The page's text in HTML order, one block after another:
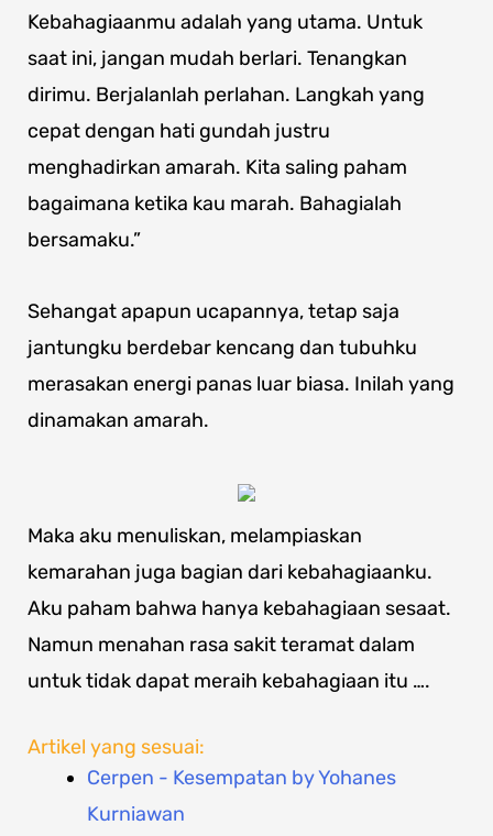
Kebahagiaanmu adalah yang utama. Untuk
saat ini, jangan mudah berlari. Tenangkan
dirimu. Berjalanlah perlahan. Langkah yang
cepat dengan hati gundah justru
menghadirkan amarah. Kita saling paham
bagaimana ketika kau marah. Bahagialah
bersamaku.”
Sehangat apapun ucapannya, tetap saja
jantungku berdebar kencang dan tubuhku
merasakan energi panas luar biasa. Inilah yang
dinamakan amarah.
Maka aku menuliskan, melampiaskan
kemarahan juga bagian dari kebahagiaanku.
Aku paham bahwa hanya kebahagiaan sesaat.
Namun menahan rasa sakit teramat dalam
untuk tidak dapat meraih kebahagiaan itu ….
Artikel yang sesuai:
Cerpen - Kesempatan by Yohanes
Kurniawan